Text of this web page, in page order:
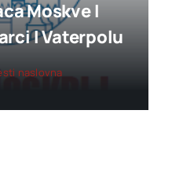
Moskve I
I Vaterpolu
naslovna